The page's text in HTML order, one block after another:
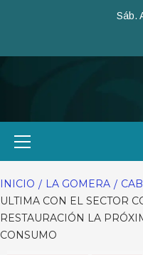
Sáb.
INICIO LA GOMERA
ULTIMA CON EL SECTOR
RESTAURACIÓN LA
CONSUMO